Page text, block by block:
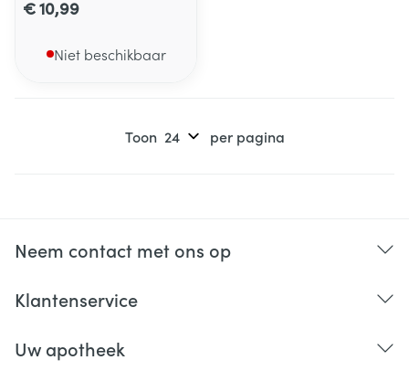
€ 10,99
Niet beschikbaar
Toon per pagina
Neem contact met ons op
Klantenservice
Uw apotheek